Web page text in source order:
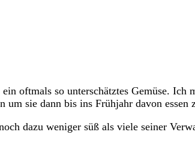
oftmals so unterschätztes Gemüse.
um sie dann bis ins Frühjahr davon
dazu weniger süß als viele seiner